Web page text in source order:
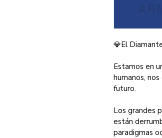
💎El
Estamos en
humanos,
futuro.
Los grandes
están
paradigmas